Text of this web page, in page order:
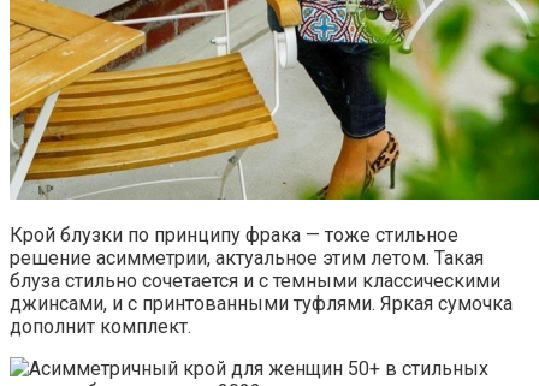
Крой блузки по принципу фрака — тоже стильное
решение асимметрии, актуальное этим летом. Такая
блуза стильно сочетается и с темными классическими
джинсами, и с принтованными туфлями. Яркая сумочка
дополнит комплект.